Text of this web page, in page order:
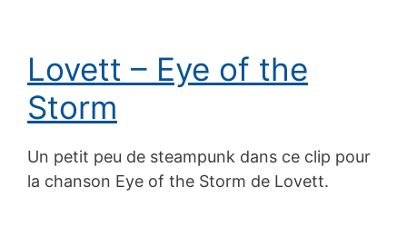
Lovett – Eye of the
Storm
Un petit peu de steampunk dans ce clip pour
la chanson Eye of the Storm de Lovett.